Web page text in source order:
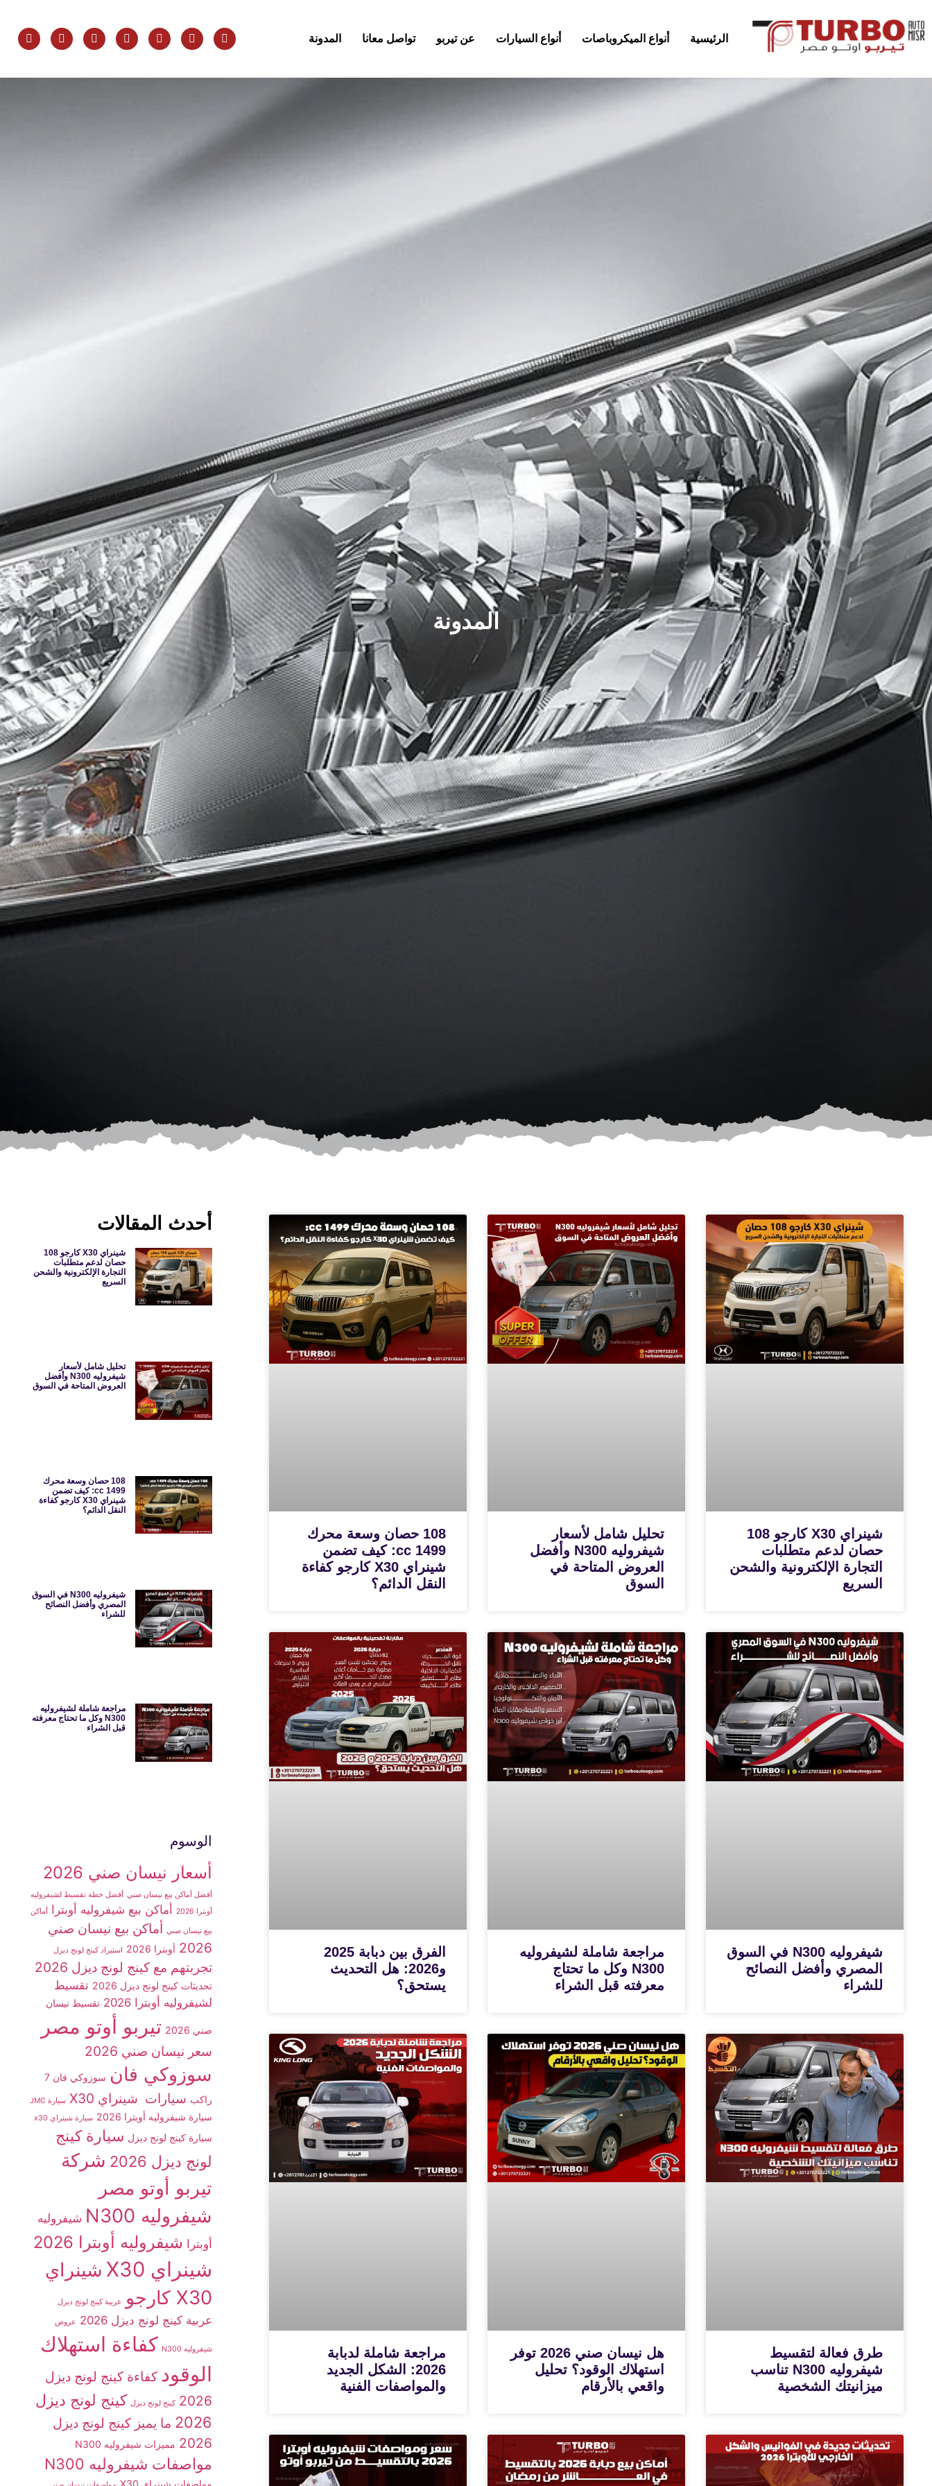
الرئيسية أنواع الميكروباصات أنواع السيارات عن تيربو تواصل معانا المدونة
المدونة
شينراي X30 كارجو 108
حصان لدعم متطلبات
التجارة الإلكترونية والشحن
السريع
تحليل شامل لأسعار
شيفروليه N300 وأفضل
العروض المتاحة في
السوق
108 حصان وسعة محرك
1499 cc: كيف تضمن
شينراي X30 كارجو كفاءة
النقل الدائم؟
شيفروليه N300 في السوق
المصري وأفضل النصائح
للشراء
مراجعة شاملة لشيفروليه
N300 وكل ما تحتاج
معرفته قبل الشراء
الفرق بين دبابة 2025
و2026: هل التحديث
يستحق؟
طرق فعالة لتقسيط
شيفروليه N300 تناسب
ميزانيتك الشخصية
هل نيسان صني 2026 توفر
استهلاك الوقود؟ تحليل
واقعي بالأرقام
مراجعة شاملة لدبابة
2026: الشكل الجديد
والمواصفات الفنية
أحدث المقالات
شينراي X30 كارجو 108
حصان لدعم متطلبات
التجارة الإلكترونية والشحن
السريع
تحليل شامل لأسعار
شيفروليه N300 وأفضل
العروض المتاحة في السوق
108 حصان وسعة محرك
1499 cc: كيف تضمن
شينراي X30 كارجو كفاءة
النقل الدائم؟
شيفروليه N300 في السوق
المصري وأفضل النصائح
للشراء
مراجعة شاملة لشيفروليه
N300 وكل ما تحتاج معرفته
قبل الشراء
الوسوم
أسعار نيسان صني 2026
أفضل أماكن بيع نيسان صني أفضل خطة تقسيط لشيفروليه
أوبترا 2026
أماكن بيع شيفروليه أوبترا أماكن
بيع نيسان صني أماكن بيع نيسان صني
2026 أوبترا 2026 استيراد كينج لونج ديزل
تجربتهم مع كينج لونج ديزل 2026
تحديثات كينج لونج ديزل 2026
تقسيط
لشيفروليه أوبترا 2026
تقسيط نيسان
صني 2026 تيربو أوتو مصر
سعر نيسان صني 2026
سوزوكي فان
سوزوكي فان 7
راكب سيارات شينراي X30 سيارة JMC
سيارة شيفروليه أوبترا 2026 سيارة شينراي x30
سيارة كينج لونج ديزل سيارة كينج
لونج ديزل 2026
شركة
تيربو أوتو مصر
شيفروليه N300
شيفروليه
أوبترا شيفروليه أوبترا 2026
شينراي X30
شينراي
X30 كارجو
عربية كينج لونج ديزل
عربية كينج لونج ديزل 2026 عروض
شيفروليه N300
كفاءة استهلاك
الوقود كفاءة كينج لونج ديزل
2026 كينج لونج ديزل كينج لونج ديزل
2026 ما يميز كينج لونج ديزل
2026 مميزات شيفروليه N300
مواصفات شيفروليه N300
مواصفات شينراي X30